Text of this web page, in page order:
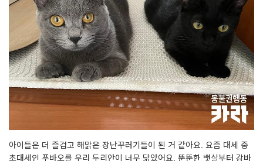
아이들은 더 즐겁고 해맑은 장난꾸러기들이 된 거 같아요. 요즘 대세 중
초대세인 푸바오를 우리 두리안이 너무 닮았어요. 뚠뚠한 뱃살부터 강바